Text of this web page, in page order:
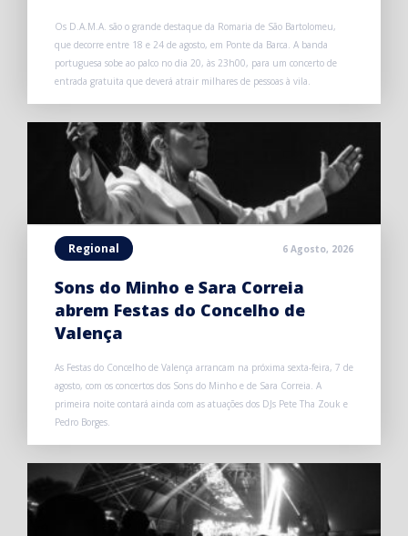
Os D.A.M.A. são o grande destaque da Romaria de São Bartolomeu,
que decorre entre 18 e 24 de agosto, em Ponte da Barca. A banda
portuguesa sobe ao palco no dia 20, às 23h00, para um concerto de
entrada gratuita que deverá atrair milhares de pessoas à vila.
Regional 6 Agosto, 2026
Sons do Minho e Sara Correia
abrem Festas do Concelho de
Valença
As Festas do Concelho de Valença arrancam na próxima sexta-feira, 7 de
agosto, com os concertos dos Sons do Minho e de Sara Correia. A
primeira noite contará ainda com as atuações dos DJs Pete Tha Zouk e
Pedro Borges.